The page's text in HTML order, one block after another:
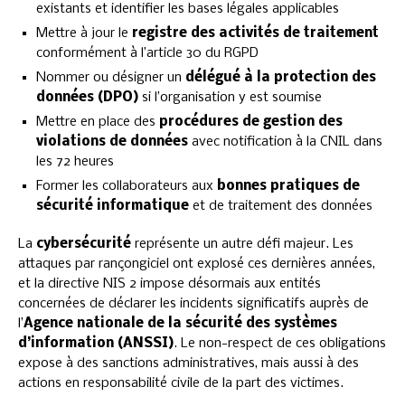
existants et identifier les bases légales applicables
Mettre à jour le registre des activités de traitement
conformément à l’article 30 du RGPD
Nommer ou désigner un délégué à la protection des
données (DPO) si l’organisation y est soumise
Mettre en place des procédures de gestion des
violations de données avec notification à la CNIL dans
les 72 heures
Former les collaborateurs aux bonnes pratiques de
sécurité informatique et de traitement des données
La cybersécurité représente un autre défi majeur. Les
attaques par rançongiciel ont explosé ces dernières années,
et la directive NIS 2 impose désormais aux entités
concernées de déclarer les incidents significatifs auprès de
l’Agence nationale de la sécurité des systèmes
d’information (ANSSI). Le non-respect de ces obligations
expose à des sanctions administratives, mais aussi à des
actions en responsabilité civile de la part des victimes.